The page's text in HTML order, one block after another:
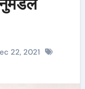
22, 2021